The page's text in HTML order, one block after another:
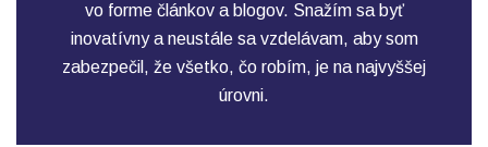
vo forme článkov a blogov. Snažím sa byť
inovatívny a neustále sa vzdelávam, aby som
zabezpečil, že všetko, čo robím, je na najvyššej
úrovni.